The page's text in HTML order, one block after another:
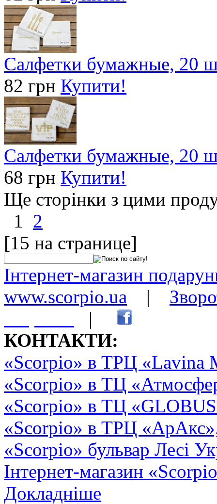
Салфетки бумажные, 20
82 грн Купити!
Салфетки бумажные, 20
68 грн Купити!
Ще сторінки з цими
1 2
[15 на странице]
Інтернет-магазин
www.scorpio.ua |
|
КОНТАКТИ:
«Scorpio» в ТРЦ «Lavina
«Scorpio» в ТЦ
«Scorpio» в ТЦ
«Scorpio» в ТРЦ
«Scorpio» бульвар Лесі
Інтернет-магазин
Докладніше